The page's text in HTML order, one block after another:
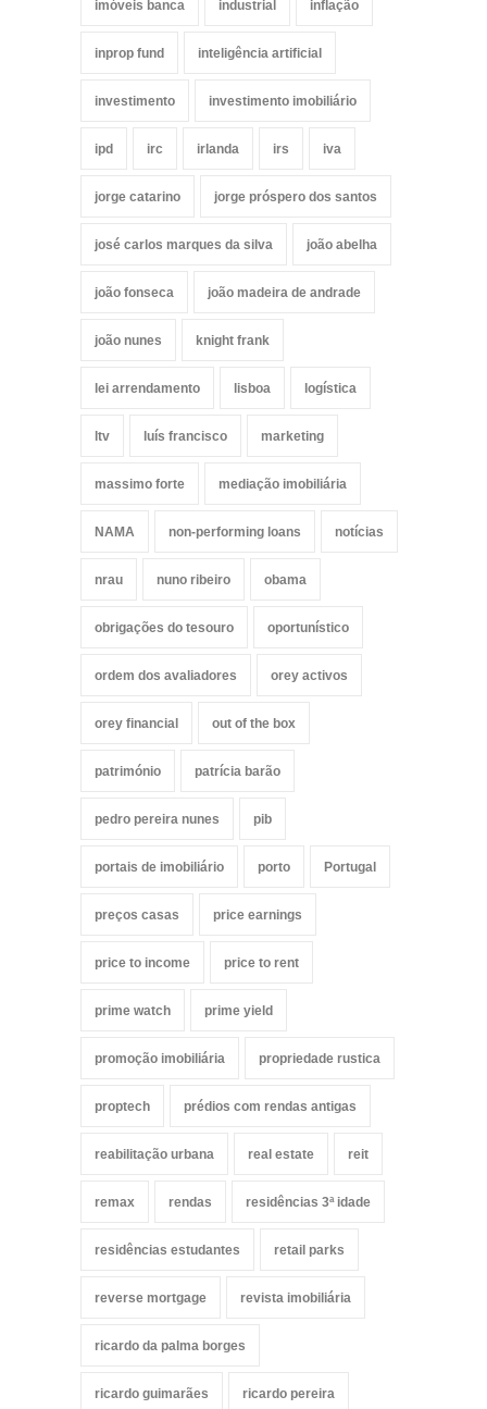
imóveis banca industrial inflação
inprop fund inteligência artificial
investimento investimento imobiliário
ipd irc irlanda irs iva
jorge catarino jorge próspero dos santos
josé carlos marques da silva joão abelha
joão fonseca joão madeira de andrade
joão nunes knight frank
lei arrendamento lisboa logística
ltv luís francisco marketing
massimo forte mediação imobiliária
NAMA non-performing loans notícias
nrau nuno ribeiro obama
obrigações do tesouro oportunístico
ordem dos avaliadores orey activos
orey financial out of the box
património patrícia barão
pedro pereira nunes pib
portais de imobiliário porto Portugal
preços casas price earnings
price to income price to rent
prime watch prime yield
promoção imobiliária propriedade rustica
proptech prédios com rendas antigas
reabilitação urbana real estate reit
remax rendas residências 3ª idade
residências estudantes retail parks
reverse mortgage revista imobiliária
ricardo da palma borges
ricardo guimarães ricardo pereira